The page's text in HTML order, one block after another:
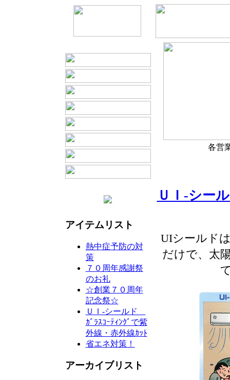
アイテムリスト
熱中症予防の対
策
７０周年感謝祭
のお礼
☆創業７０周年
記念祭☆
ＵＩ-シールド
ｶﾞﾗｽｺｰﾃｨﾝｸﾞで紫
外線・赤外線ｶｯﾄ
省エネ対策！
アーカイブリスト
各営
ＵＩ-シー
UIシールド
だけで、太